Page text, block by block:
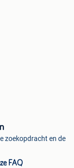
zoekopdracht en de
FAQ